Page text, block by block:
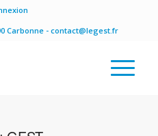
Carbonne - contact@legest.fr